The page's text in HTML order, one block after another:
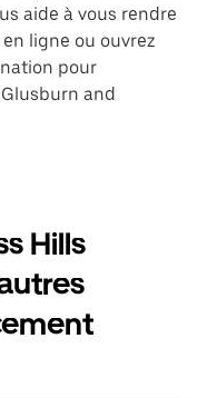
aide à vous rendre
ligne ou ouvrez
pour
and
Hills